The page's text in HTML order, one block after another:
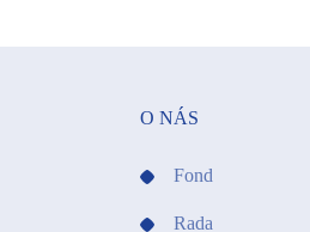
O NÁS
Fond
Rada